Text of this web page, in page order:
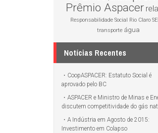
Prêmio Aspacer
Responsabilidade Social Rio Claro
transporte água
Notícias Recentes
CoopASPACER: Estatuto Social é
aprovado pelo BC
ASPACER e Ministro de Minas e
discutem competitividade do gás
A Indústria em Agosto de 2015:
Investimento em Colapso